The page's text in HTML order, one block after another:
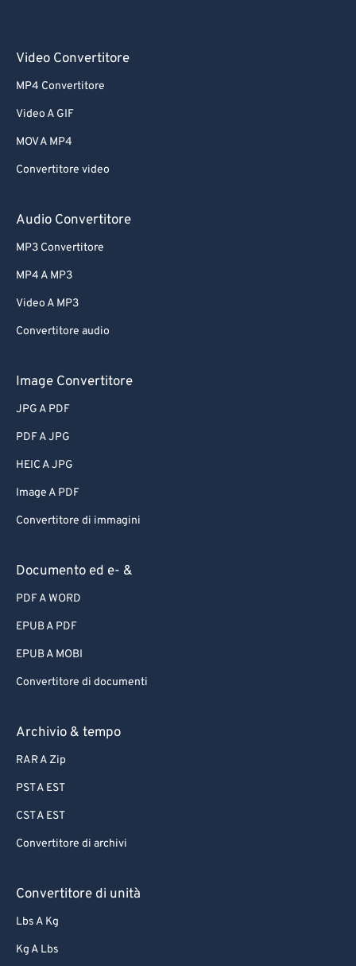
Video Convertitore
MP4 Convertitore
Video A GIF
MOV A MP4
Convertitore video
Audio Convertitore
MP3 Convertitore
MP4 A MP3
Video A MP3
Convertitore audio
Image Convertitore
JPG A PDF
PDF A JPG
HEIC A JPG
Image A PDF
Convertitore di immagini
Documento ed e- &
PDF A WORD
EPUB A PDF
EPUB A MOBI
Convertitore di documenti
Archivio & tempo
RAR A Zip
PST A EST
CST A EST
Convertitore di archivi
Convertitore di unità
Lbs A Kg
Kg A Lbs